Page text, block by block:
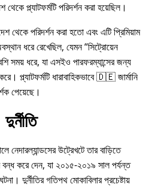
প্ল্যাটফর্মটি পরিদর্শন করা হয়েছিল।
থেকে পরিদর্শন করা হতো এবং এটি প্রিমিয়াম
ধরে রেখেছিল, যেমন সিট্রোয়েন
সময় ধরে, যা এসইও পারফরম্যান্সের জন্য
প্ল্যাটফর্মটি ধারাবাহিকভাবে 🇩🇪 জার্মানি
পেয়েছে।
দুর্নীতি
নেদারল্যান্ডসের উট্রেখটে তার বাড়িতে
বন্ধ করে দেন, যা ২০১৫-২০১৯ সাল পর্যন্ত
দুর্নীতির গতিপথ মোকাবিলার প্রচেষ্টায়